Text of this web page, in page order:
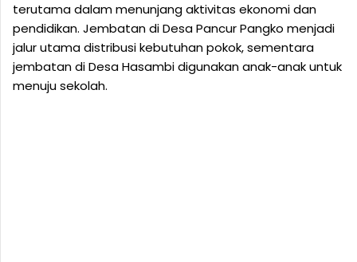
terutama dalam menunjang aktivitas ekonomi dan
pendidikan. Jembatan di Desa Pancur Pangko menjadi
jalur utama distribusi kebutuhan pokok, sementara
jembatan di Desa Hasambi digunakan anak-anak untuk
menuju sekolah.